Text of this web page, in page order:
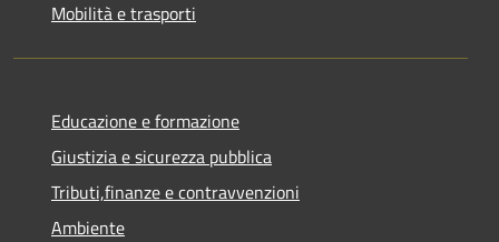
Mobilità e trasporti
Educazione e formazione
Giustizia e sicurezza pubblica
Tributi,finanze e contravvenzioni
Ambiente